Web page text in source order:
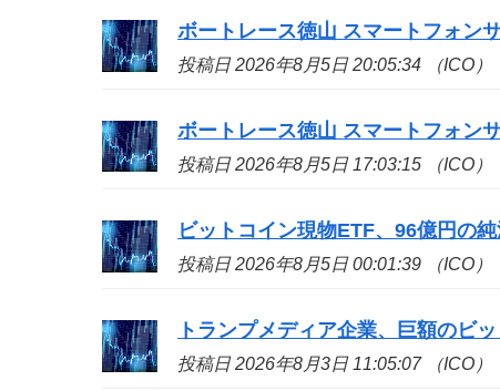
ボートレース徳山 スマートフォン
投稿日 2026年8月5日 20:05:34 （ICO）
ボートレース徳山 スマートフォン
投稿日 2026年8月5日 17:03:15 （ICO）
ビットコイン現物ETF、96億円の
投稿日 2026年8月5日 00:01:39 （ICO）
トランプメディア企業、巨額のビ
投稿日 2026年8月3日 11:05:07 （ICO）